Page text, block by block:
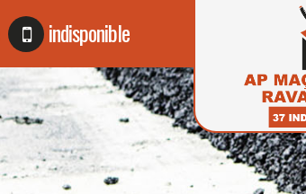
indisponible